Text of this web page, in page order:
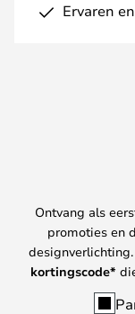
Ervaren
Ontvang als
promoties en
kortingscode*